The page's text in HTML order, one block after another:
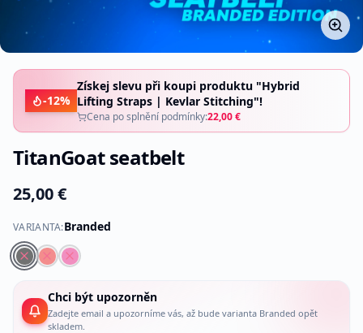
-12%
Získej slevu při koupi produktu "Hybrid
Lifting Straps | Kevlar Stitching"!
Cena po splnění podmínky:22,00 €
TitanGoat seatbelt
25,00 €
VARIANTA:Branded
Chci být upozorněn
Zadejte email a upozorníme vás, až bude varianta Branded opět
skladem.